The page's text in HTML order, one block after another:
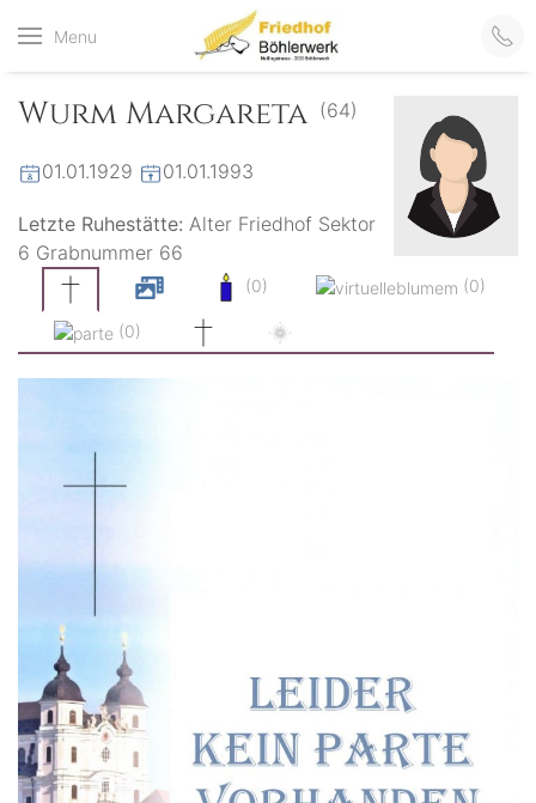
Menu
Friedhof
der virtuelle Friedhof
Wurm Margareta (64)
01.01.1929 01.01.1993
Letzte Ruhestätte: Alter Friedhof Sektor
6 Grabnummer 66
(0) (0)
(0)